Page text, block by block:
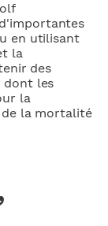
en utilisant
la
des
dont les
la
la mortalité